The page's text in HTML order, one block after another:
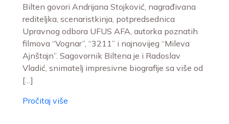
Bilten govori Andrijana Stojković, nagrađivana
rediteljka, scenaristkinja, potpredsednica
Upravnog odbora UFUS AFA, autorka poznatih
filmova “Vognar”, “3211” i najnovijeg “Mileva
Ajnštajn”. Sagovornik Biltena je i Radoslav
Vladić, snimatelj impresivne biografije sa više od
[…]
Pročitaj više